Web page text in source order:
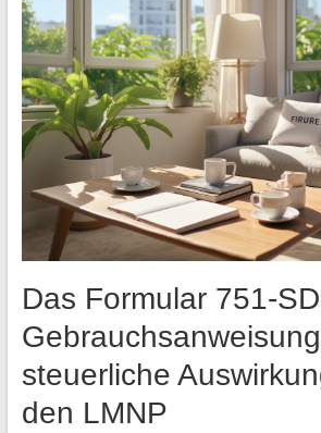
Das Formular 751-
steuerliche
den LMNP